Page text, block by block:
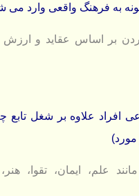
به فرهنگ واقعی وارد می
بر اساس عقاید و
افراد علاوه بر شغل تابع
علم، ایمان، تقوا،